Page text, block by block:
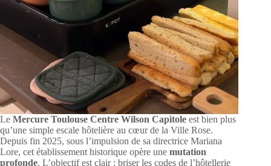
Le Mercure Toulouse Centre Wilson Capitole est bien plus
qu’une simple escale hôtelière au cœur de la Ville Rose.
Depuis fin 2025, sous l’impulsion de sa directrice Mariana
Lore, cet établissement historique opère une mutation
profonde. L’objectif est clair : briser les codes de l’hôtellerie